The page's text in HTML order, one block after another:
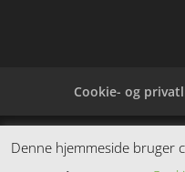
Cookie- og
Denne
spændende varer.
Denne hjemmeside bruger